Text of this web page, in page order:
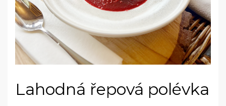
Lahodná řepová polévka